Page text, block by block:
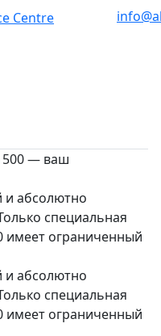
500 — ваш
абсолютно
специальная
имеет ограниченный
абсолютно
специальная
имеет ограниченный